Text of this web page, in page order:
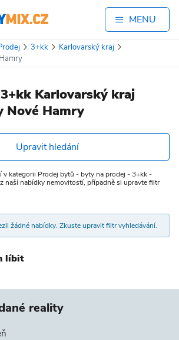
MENU
3+kk
Karlovarský kraj
Karlovarský kraj
Nové Hamry
Upravit hledání
v kategorii Prodej bytů - byty na prodej - 3+kk -
naší nabídky nemovitostí, případně si upravte filtr
žádné nabídky. Zkuste upravit filtr vyhledávání.
líbit
reality